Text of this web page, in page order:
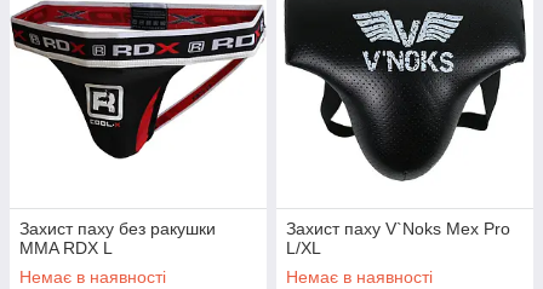
Захист паху без ракушки
MMA RDX L
Немає в наявності
Захист паху V`Noks Mex Pro
L/XL
Немає в наявності